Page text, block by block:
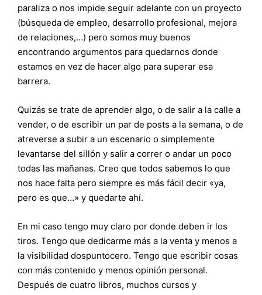
paraliza o nos impide seguir adelante con un proyecto
(búsqueda de empleo, desarrollo profesional, mejora
de relaciones,…) pero somos muy buenos
encontrando argumentos para quedarnos donde
estamos en vez de hacer algo para superar esa
barrera.
Quizás se trate de aprender algo, o de salir a la calle a
vender, o de escribir un par de posts a la semana, o de
atreverse a subir a un escenario o simplemente
levantarse del sillón y salir a correr o andar un poco
todas las mañanas. Creo que todos sabemos lo que
nos hace falta pero siempre es más fácil decir «ya,
pero es que…» y quedarte ahí.
En mi caso tengo muy claro por donde deben ir los
tiros. Tengo que dedicarme más a la venta y menos a
la visibilidad dospuntocero. Tengo que escribir cosas
con más contenido y menos opinión personal.
Después de cuatro libros, muchos cursos y